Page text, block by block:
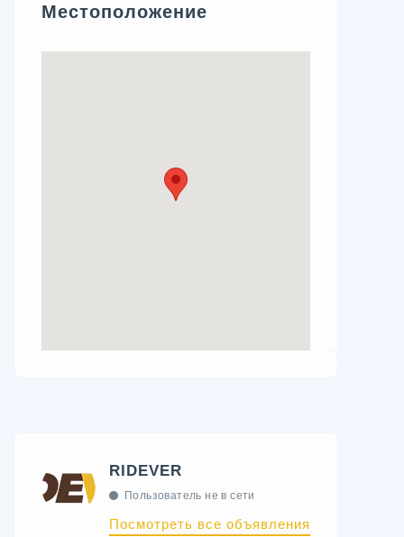
Местоположение
RIDEVER
Пользователь не в сети
Посмотреть все объявления